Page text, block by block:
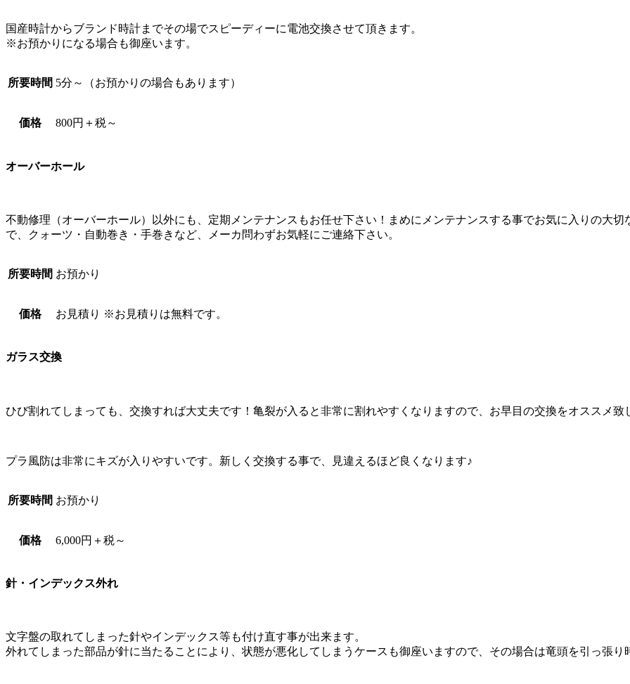
国産時計からブランド時計までその場でスピーディーに電池交換させて頂きます。
※お預かりになる場合も御座います。
所要時間 5分～（お預かりの場合もあります）
価格 800円＋税～
オーバーホール
不動修理（オーバーホール）以外にも、定期メンテナンスもお任せ下さい！まめにメンテナンスする事でお気に入りの大
で、クォーツ・自動巻き・手巻きなど、メーカ問わずお気軽にご連絡下さい。
所要時間 お預かり
価格 お見積り ※お見積りは無料です。
ガラス交換
ひび割れてしまっても、交換すれば大丈夫です！亀裂が入ると非常に割れやすくなりますので、お早目の交換をオススメ致
プラ風防は非常にキズが入りやすいです。新しく交換する事で、見違えるほど良くなります♪
所要時間 お預かり
価格 6,000円＋税～
針・インデックス外れ
文字盤の取れてしまった針やインデックス等も付け直す事が出来ます。
外れてしまった部品が針に当たることにより、状態が悪化してしまうケースも御座いますので、その場合は竜頭を引っ張